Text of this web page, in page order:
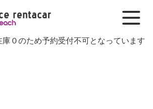
０のため予約受付不可となっています